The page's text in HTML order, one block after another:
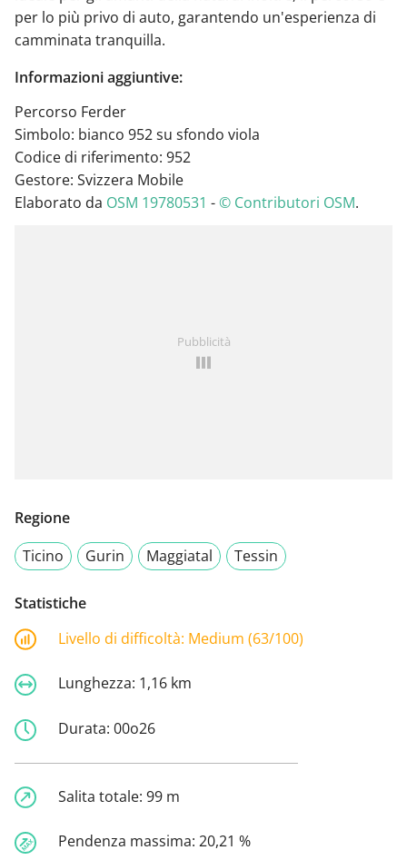
per lo più privo di auto, garantendo un'esperienza di
camminata tranquilla.
Informazioni aggiuntive:
Percorso Ferder
Simbolo: bianco 952 su sfondo viola
Codice di riferimento: 952
Gestore: Svizzera Mobile
Elaborato da OSM 19780531 -© Contributori OSM.
Pubblicità
Regione
Ticino
Gurin Maggiatal Tessin
Statistiche
Livello di difficoltà: Medium (63/100)
Lunghezza: 1,16 km
Durata: 00o26
Salita totale: 99 m
Pendenza massima: 20,21 %